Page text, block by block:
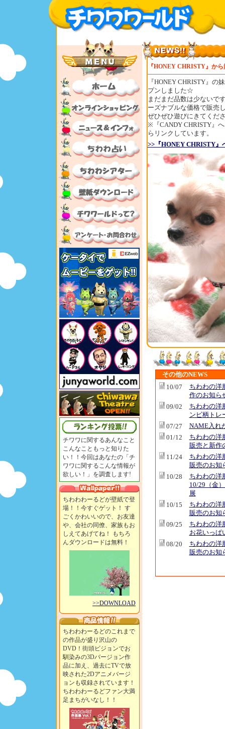
チワワに関するあんなこと
こんなこともっと知りた
い！！今回はあなたの「チ
ワワに関するこんな情報が
欲しい！」を調査します!
ちわわわーるどが壁紙で登
場！！今すぐゲット！ す
ごくかわいいので、お友達
や、会社の同僚、家族もお
しえてあげてね！ もちろ
んダウンロードは無料！
>>DOWNLOAD
ちわわわーるどのこれまで
の作品が盛り沢山の
DVD！街頭ビジョンでお
馴染みの3Dバージョン作
品に加え、過去にTVで放
映された2Dアニメバージ
ョンも収録されています！
ちわわわーるどファン大満
足まちがいなし！！
『HONEY CHRISTY』か
『HONEY CHRISTY』の
プンしました☆
まだまだ品数は少ないで
ーズナブルな価格で販売
ぜひぜひ遊びにきてくだ
※『CANDY CHRISTY』
らリンクしています。
>>『HONEY CHRISTY』
その他のNEWS
10/07
ちわわの洋
作のお知ら
09/02
ちわわの洋
ンビ柄トレ
07/27
NAME入れ
01/12
ちわわの洋
販売と新作
11/24
ちわわの洋
販売のお知
10/28
ちわわの
10/29（金
展
10/15
ちわわの洋
販売のお知
09/25
ちわわの
お花いっぱ
08/20
ちわわの洋
販売のお知